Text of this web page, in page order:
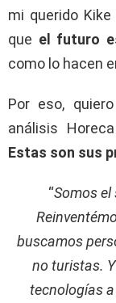
mi querido
que el futuro
como lo hacen
Por eso,
análisis
Estas son sus
“Somos el
buscamos
no turistas.
tecnologías